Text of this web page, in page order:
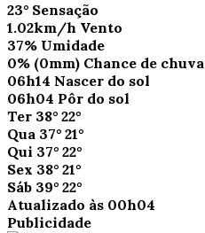
23° Sensação
1.02km/h Vento
37% Umidade
0% (0mm) Chance de chuva
06h14 Nascer do sol
06h04 Pôr do sol
Ter 38° 22°
Qua 37° 21°
Qui 37° 22°
Sex 38° 21°
Sáb 39° 22°
Atualizado às 00h04
Publicidade